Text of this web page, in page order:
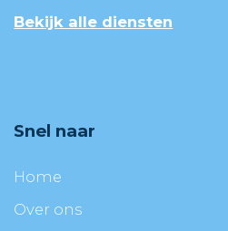
Bekijk alle diensten
Snel naar
Home
Over ons